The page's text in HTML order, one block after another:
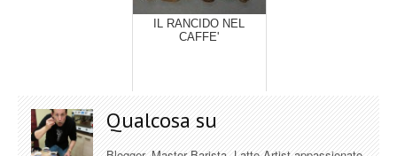
IL RANCIDO NEL
CAFFE'
Qualcosa su